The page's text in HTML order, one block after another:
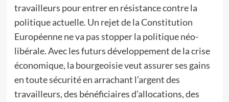
travailleurs pour entrer en résistance contre la
politique actuelle. Un rejet de la Constitution
Européenne ne va pas stopper la politique néo-
libérale. Avec les futurs développement de la crise
économique, la bourgeoisie veut assurer ses gains
en toute sécurité en arrachant l’argent des
travailleurs, des bénéficiaires d’allocations, des